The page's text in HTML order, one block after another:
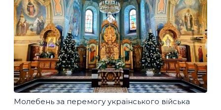
Молебень за перемогу українського війська